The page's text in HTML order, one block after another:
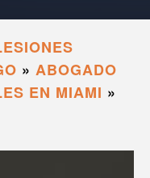
» ABOGADO
EN MIAMI »